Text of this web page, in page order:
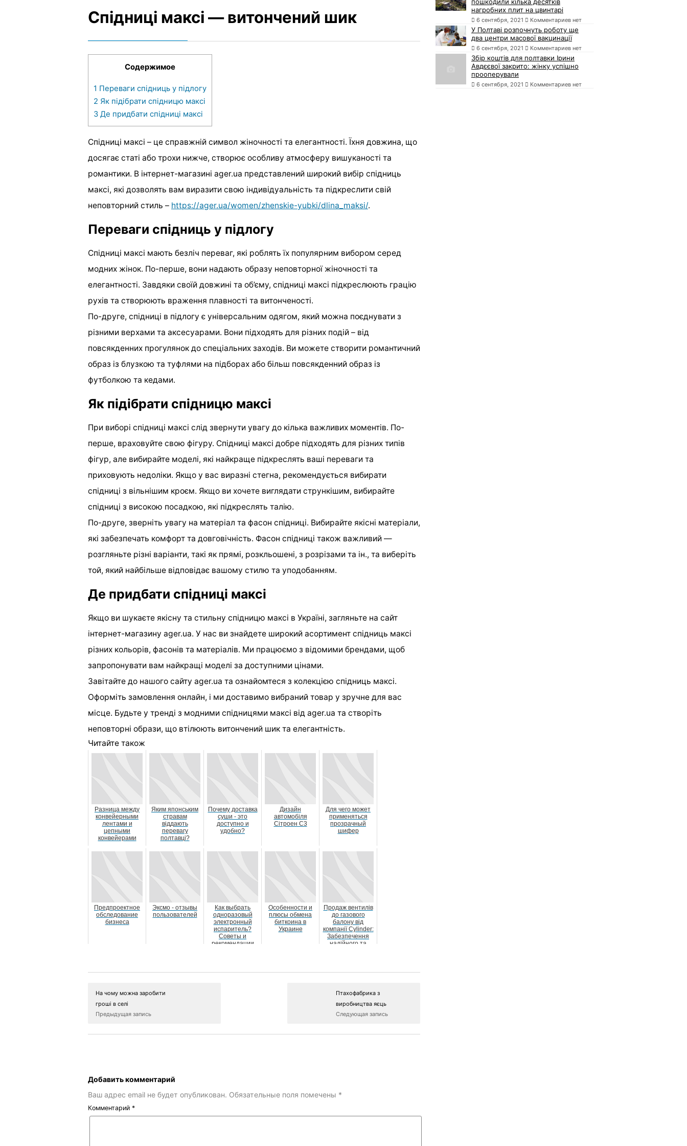
Спідниці максі — витончений шик
Содержимое
1 Переваги спідниць у підлогу
2 Як підібрати спідницю максі
3 Де придбати спідниці максі
Спідниці максі – це справжній символ жіночності та елегантності. Їхня довжина, що
досягає статі або трохи нижче, створює особливу атмосферу вишуканості та
романтики. В інтернет-магазині ager.ua представлений широкий вибір спідниць
максі, які дозволять вам виразити свою індивідуальність та підкреслити свій
неповторний стиль – https://ager.ua/women/zhenskie-yubki/dlina_maksi/.
Переваги спідниць у підлогу
Спідниці максі мають безліч переваг, які роблять їх популярним вибором серед
модних жінок. По-перше, вони надають образу неповторної жіночності та
елегантності. Завдяки своїй довжині та об’єму, спідниці максі підкреслюють грацію
рухів та створюють враження плавності та витонченості.
По-друге, спідниці в підлогу є універсальним одягом, який можна поєднувати з
різними верхами та аксесуарами. Вони підходять для різних подій – від
повсякденних прогулянок до спеціальних заходів. Ви можете створити романтичний
образ із блузкою та туфлями на підборах або більш повсякденний образ із
футболкою та кедами.
Як підібрати спідницю максі
При виборі спідниці максі слід звернути увагу до кілька важливих моментів. По-
перше, враховуйте свою фігуру. Спідниці максі добре підходять для різних типів
фігур, але вибирайте моделі, які найкраще підкреслять ваші переваги та
приховують недоліки. Якщо у вас виразні стегна, рекомендується вибирати
спідниці з вільнішим кроєм. Якщо ви хочете виглядати стрункішим, вибирайте
спідниці з високою посадкою, які підкреслять талію.
По-друге, зверніть увагу на матеріал та фасон спідниці. Вибирайте якісні матеріали,
які забезпечать комфорт та довговічність. Фасон спідниці також важливий —
розгляньте різні варіанти, такі як прямі, розкльошені, з розрізами та ін., та виберіть
той, який найбільше відповідає вашому стилю та уподобанням.
Де придбати спідниці максі
Якщо ви шукаєте якісну та стильну спідницю максі в Україні, загляньте на сайт
інтернет-магазину ager.ua. У нас ви знайдете широкий асортимент спідниць максі
різних кольорів, фасонів та матеріалів. Ми працюємо з відомими брендами, щоб
запропонувати вам найкращі моделі за доступними цінами.
Завітайте до нашого сайту ager.ua та ознайомтеся з колекцією спідниць максі.
Оформіть замовлення онлайн, і ми доставимо вибраний товар у зручне для вас
місце. Будьте у тренді з модними спідницями максі від ager.ua та створіть
неповторні образи, що втілюють витончений шик та елегантність.
Читайте також
Разница между
конвейерными
лентами и
цепными
конвейерами
Яким японським
стравам
віддають
перевагу
полтавці?
Почему доставка
суши - это
доступно и
удобно?
Дизайн
автомобіля
Сітроен С3
Для чего может
применяться
прозрачный
шифер
Предпроектное
обследование
бизнеса
Эксмо - отзывы
пользователей
Как выбрать
одноразовый
электронный
испаритель?
Советы и
рекомендации
Особенности и
плюсы обмена
биткоина в
Украине
Продаж вентилів
до газового
балону від
компанії Cylinder:
Забезпечення
надійного та
На чому можна заробити
гроші в селі
Предыдущая запись
Птахофабрика з
виробництва яєць
Следующая запись
Добавить комментарий
Ваш адрес email не будет опубликован. Обязательные поля помечены *
Комментарий *
нагробних плит на цвинтарі
6 сентября, 2021 Комментариев нет
У Полтаві розпочнуть роботу ще
два центри масової вакцинації
6 сентября, 2021 Комментариев нет
Збір коштів для полтавки Ірини
Авдєєвої закрито: жінку успішно
прооперували
6 сентября, 2021 Комментариев нет